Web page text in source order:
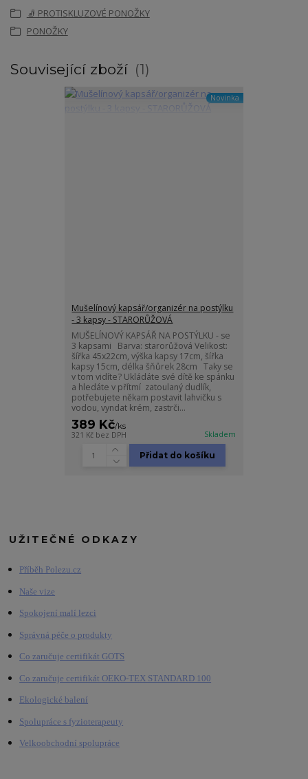
🧦 PROTISKLUZOVÉ PONOŽKY
PONOŽKY
Související zboží 1
Novinka
Mušelínový kapsář/organizér na postýlku
- 3 kapsy - STARORŮŽOVÁ
MUŠELÍNOVÝ KAPSÁŘ NA POSTÝLKU - se
3 kapsami Barva: starorůžová Velikost:
šířka 45x22cm, výška kapsy 17cm, šířka
kapsy 15cm, délka šňůrek 28cm Taky se
v tom vidíte? Ukládáte své dítě ke spánku
a hledáte v přítmí zatoulaný dudlík,
potřebujete někam postavit lahvičku s
vodou, vyndat krém, zastrči...
389 Kč/ks
321 Kč bez DPH Skladem
Přidat do košíku
UŽITEČNÉ ODKAZY
Příběh Polezu.cz
Naše vize
Spokojení malí lezci
Správná péče o produkty
Co zaručuje certifikát GOTS
Co zaručuje certifikát OEKO-TEX STANDARD 100
Ekologické balení
Spolupráce s fyzioterapeuty
Velkoobchodní spolupráce